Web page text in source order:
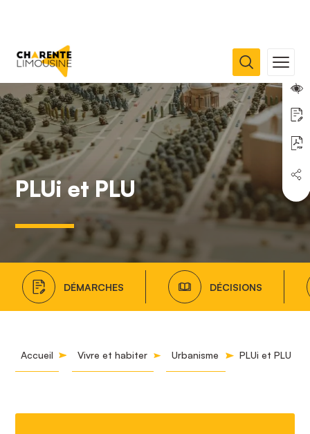
PLUi et PLU
DÉMARCHES DÉCISIONS
Accueil Vivre et habiter Urbanisme PLUi et PLU